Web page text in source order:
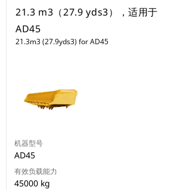
21.3 m3（27.9 yds3），适用于
AD45
21.3m3 (27.9yds3) for AD45
机器型号
AD45
有效负载能力
45000 kg